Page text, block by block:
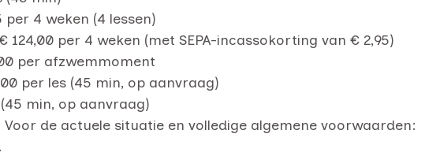
per 4 weken (4 lessen)
124,00 per 4 weken (met SEPA-incassokorting van € 2,95)
per afzwemmoment
per les (45 min, op aanvraag)
(45 min, op aanvraag)
Voor de actuele situatie en volledige algemene voorwaarden: